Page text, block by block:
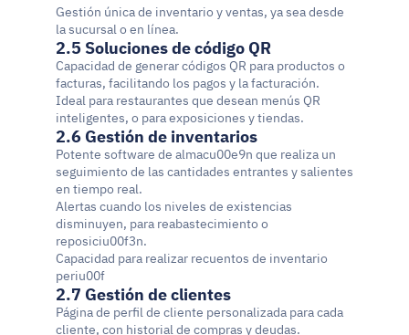
Gestión única de inventario y ventas, ya sea desde
la sucursal o en línea.
2.5 Soluciones de código QR
Capacidad de generar códigos QR para productos o
facturas, facilitando los pagos y la facturación.
Ideal para restaurantes que desean menús QR
inteligentes, o para exposiciones y tiendas.
2.6 Gestión de inventarios
Potente software de almacu00e9n que realiza un
seguimiento de las cantidades entrantes y salientes
en tiempo real.
Alertas cuando los niveles de existencias
disminuyen, para reabastecimiento o
reposiciu00f3n.
Capacidad para realizar recuentos de inventario
periu00f
2.7 Gestión de clientes
Página de perfil de cliente personalizada para cada
cliente, con historial de compras y deudas.